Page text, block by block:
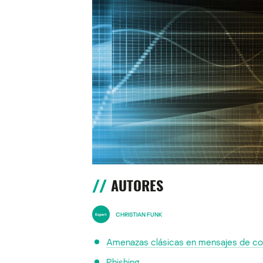
AUTORES
CHRISTIAN FUNK
Amenazas clásicas en mensajes de